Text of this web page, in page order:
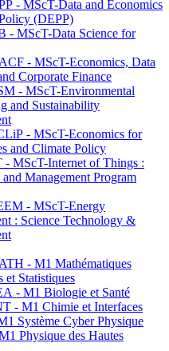
- MScT-Data and Economics
(DEPP)
- MScT-Data Science for
- MScT-Economics, Data
Corporate Finance
- MScT-Environmental
and Sustainability
- MScT-Economics for
and Climate Policy
- MScT-Internet of Things :
Management Program
- MScT-Energy
: Science Technology &
- M1 Mathématiques
et Statistiques
- M1 Biologie et Santé
- M1 Chimie et Interfaces
Système Cyber Physique
Physique des Hautes